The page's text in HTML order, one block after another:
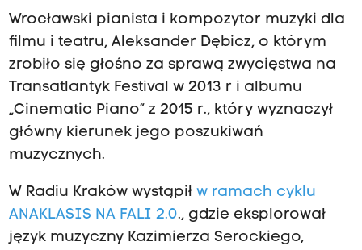
Wrocławski pianista i kompozytor muzyki dla
filmu i teatru, Aleksander Dębicz, o którym
zrobiło się głośno za sprawą zwycięstwa na
Transatlantyk Festival w 2013 r i albumu
„Cinematic Piano” z 2015 r., który wyznaczył
główny kierunek jego poszukiwań
muzycznych.
W Radiu Kraków wystąpił w ramach cyklu
ANAKLASIS NA FALI 2.0., gdzie eksplorował
język muzyczny Kazimierza Serockiego,